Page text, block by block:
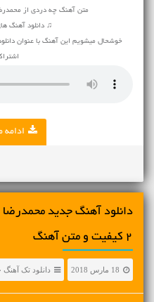
متن آهنگ چه دردی از
♫ دانلود آهنگ
خوشحال میشویم این آهنگ با عنوان
ادامه
دانلود آهنگ جديد
2 کیفیت و متن آهنگ
18 مارس 2018 دانلود تک آهنگ